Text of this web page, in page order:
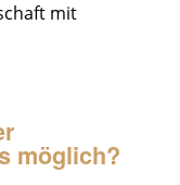
mit
möglich?